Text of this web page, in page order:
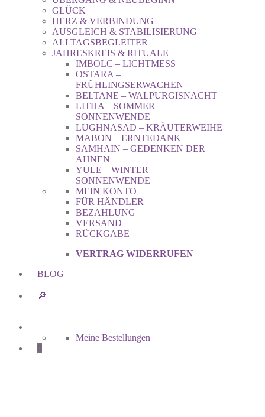
GLÜCK
HERZ & VERBINDUNG
AUSGLEICH & STABILISIERUNG
ALLTAGSBEGLEITER
JAHRESKREIS & RITUALE
IMBOLC – LICHTMESS
OSTARA –
FRÜHLINGSERWACHEN
BELTANE – WALPURGISNACHT
LITHA – SOMMER
SONNENWENDE
LUGHNASAD – KRÄUTERWEIHE
MABON – ERNTEDANK
SAMHAIN – GEDENKEN DER
AHNEN
YULE – WINTER
SONNENWENDE
MEIN KONTO
FÜR HÄNDLER
BEZAHLUNG
VERSAND
RÜCKGABE
VERTRAG WIDERRUFEN
BLOG
🔎︎
Meine Bestellungen
0